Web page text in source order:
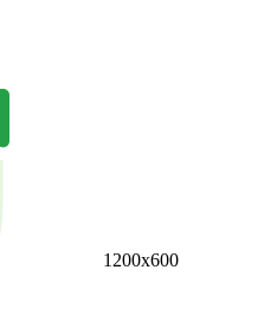
1200х600